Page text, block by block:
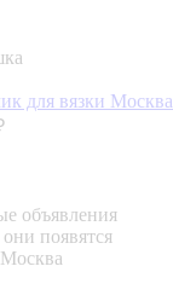
для вязки Москва
объявления
появятся